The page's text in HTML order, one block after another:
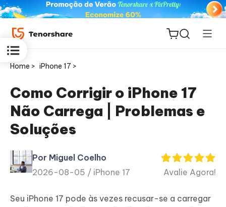
ReiBoot
for iOS
PDNob
PDF
Novo
Home > iPhone 17 >
Como Corrigir o iPhone 17
Não Carrega | Problemas e
Soluções
Por Miguel Coelho
2026-08-05 / iPhone 17 Avalie Agora!
Seu iPhone 17 pode às vezes recusar-se a carregar